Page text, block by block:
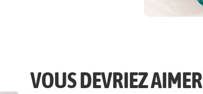
VOUS DEVRIEZ AIMER